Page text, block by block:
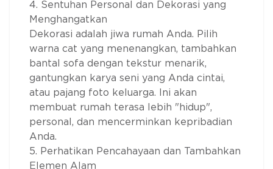
4. Sentuhan Personal dan Dekorasi yang
Menghangatkan
Dekorasi adalah jiwa rumah Anda. Pilih
warna cat yang menenangkan, tambahkan
bantal sofa dengan tekstur menarik,
gantungkan karya seni yang Anda cintai,
atau pajang foto keluarga. Ini akan
membuat rumah terasa lebih "hidup",
personal, dan mencerminkan kepribadian
Anda.
5. Perhatikan Pencahayaan dan Tambahkan
Elemen Alam